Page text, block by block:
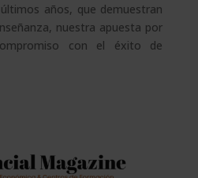
años, que demuestran
nuestra apuesta por
con el éxito de